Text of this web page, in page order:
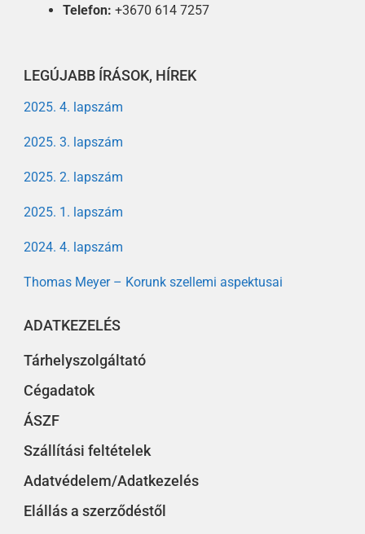
Telefon: +3670 614 7257
LEGÚJABB ÍRÁSOK, HÍREK
2025. 4. lapszám
2025. 3. lapszám
2025. 2. lapszám
2025. 1. lapszám
2024. 4. lapszám
Thomas Meyer – Korunk szellemi aspektusai
ADATKEZELÉS
Tárhelyszolgáltató
Cégadatok
ÁSZF
Szállítási feltételek
Adatvédelem/Adatkezelés
Elállás a szerződéstől